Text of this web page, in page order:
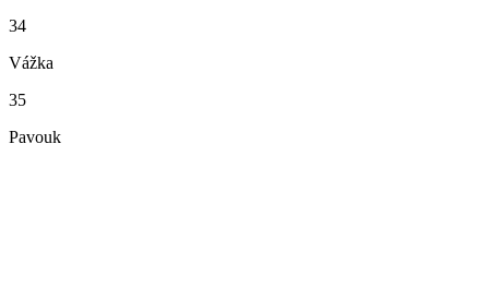
34
Vážka
35
Pavouk